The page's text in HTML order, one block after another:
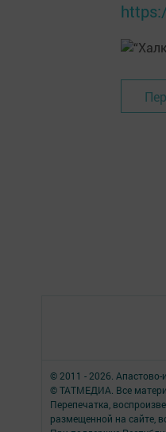
© 2011 - 2026.
© ТАТМЕДИА. Все
Перепечатка,
размещенной на сайте,